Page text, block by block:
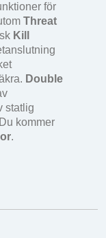
för
Threat
Kill
Double
statlig
kommer
.